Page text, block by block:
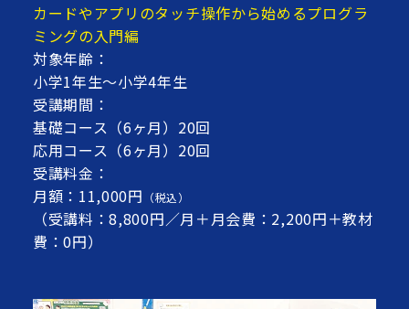
カードやアプリのタッチ操作から始めるプログラ
ミングの入門編
対象年齢：
小学1年生～小学4年生
受講期間：
基礎コース（6ヶ月）20回
応用コース（6ヶ月）20回
受講料金：
月額：11,000円 （税込）
（受講料：8,800円／月＋月会費：2,200円＋教材
費：0円）